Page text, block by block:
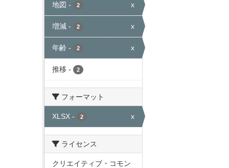
地図 - 2 x
増減 - 2 x
年齢 - 2 x
推移 - 2
フォーマット
XLSX - 2 x
ライセンス
クリエイティブ・コモン